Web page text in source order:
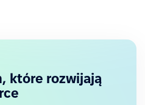
które rozwijają